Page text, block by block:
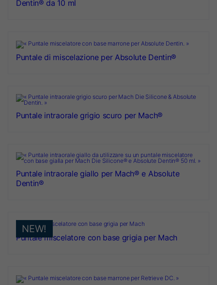
Dentin® da 10 ml
Puntale di miscelazione per Absolute Dentin®
Puntale intraorale grigio scuro per Mach®
Puntale intraorale giallo per Mach® e Absolute
Dentin®
NEW!
Puntale miscelatore con base grigia per Mach